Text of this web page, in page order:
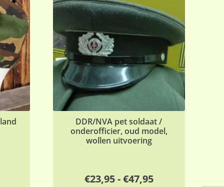
DDR/NVA pet soldaat /
onderofficier, oud model,
wollen uitvoering
€23,95-€47,95Prijsklasse: